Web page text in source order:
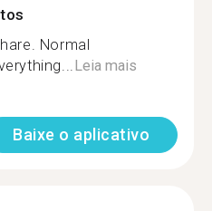
Normal
Leia mais
Baixe o aplicativo